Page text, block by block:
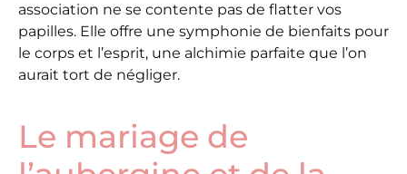
association ne se contente pas de flatter vos
papilles. Elle offre une symphonie de bienfaits pour
le corps et l’esprit, une alchimie parfaite que l’on
aurait tort de négliger.
Le mariage de